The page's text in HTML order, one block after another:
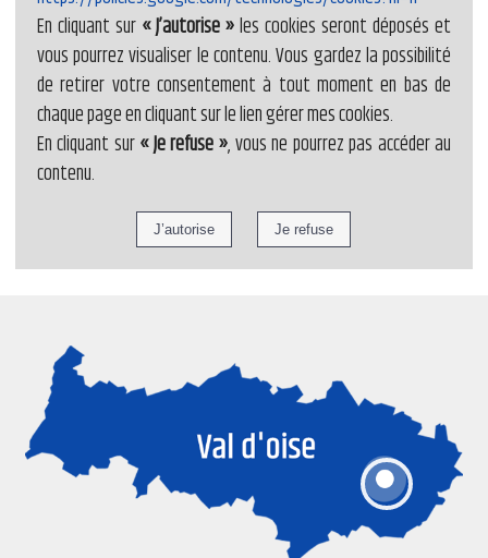
En cliquant sur « J’autorise »les cookies seront déposés et
vous pourrez visualiser le contenu. Vous gardez la possibilité
de retirer votre consentement à tout moment en bas de
chaque page en cliquant sur le lien gérer mes cookies.
En cliquant sur« Je refuse », vous ne pourrez pas accéder au
contenu.